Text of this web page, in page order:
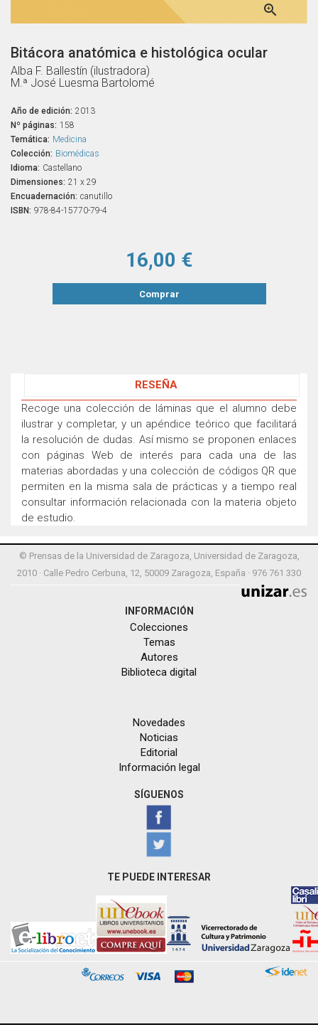

Bitácora anatómica e histológica ocular
Alba F. Ballestín (ilustradora)
M.ª José Luesma Bartolomé
Año de edición: 2013
Nº páginas: 158
Temática: Medicina
Colección: Biomédicas
Idioma: Castellano
Dimensiones: 21 x 29
Encuadernación: canutillo
ISBN: 978-84-15770-79-4
16,00 €
Comprar
RESEÑA
Recoge una colección de láminas que el alumno debe
ilustrar y completar, y un apéndice teórico que facilitará
la resolución de dudas. Así mismo se proponen enlaces
con páginas Web de interés para cada una de las
materias abordadas y una colección de códigos QR que
permiten en la misma sala de prácticas y a tiempo real
consultar información relacionada con la materia objeto
de estudio.
© Prensas de la Universidad de Zaragoza, Universidad de Zaragoza,
2010 · Calle Pedro Cerbuna, 12, 50009 Zaragoza, España · 976 761 330
INFORMACIÓN
Colecciones
Temas
Autores
Biblioteca digital
Novedades
Noticias
Editorial
Información legal
SÍGUENOS
TE PUEDE INTERESAR